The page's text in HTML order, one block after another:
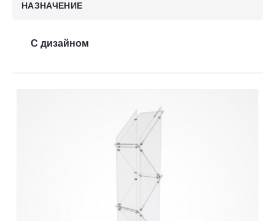
Отправить заявку
НАЗНАЧЕНИЕ
С дизайном